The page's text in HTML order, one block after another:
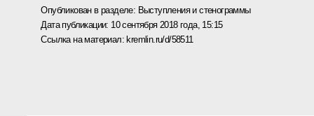
Опубликован в разделе: Выступления и стенограммы
Дата публикации: 10 сентября 2018 года, 15:15
Ссылка на материал:kremlin.ru/d/58511